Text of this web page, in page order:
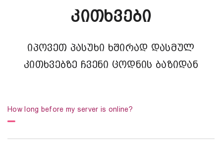
Კითხვები
იპოვეთ პასუხი ხშირად დასმულ
კითხვებზე ჩვენი ცოდნის ბაზიდან
How long before my server is online?